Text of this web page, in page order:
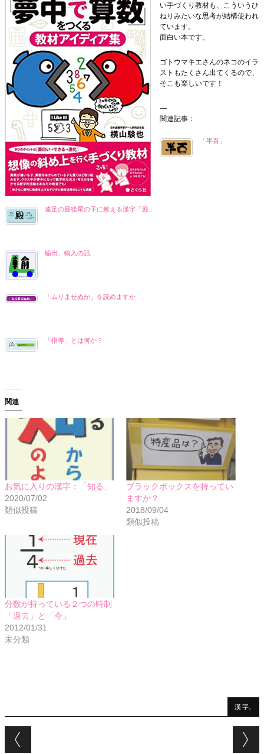
い手づくり教材も、こういうひ
ねりみたいな思考が結構使われ
ています。
面白い本です。
ゴトウマキエさんのネコのイラ
ストもたくさん出てくるので、
そこも楽しいです！
—
関連記事：
「半百」
遠足の最後尾の子に教える漢字「殿」
輸出、輸入の話
「ムりませぬか」を読めますか
「指導」とは何か？
関連
お気に入りの漢字：「知る」
2020/07/02
類似投稿
ブラックボックスを持ってい
ますか？
2018/09/04
類似投稿
分数が持っている２つの時制
「過去」と「今」
2012/01/31
未分類
漢字,
Post navigation